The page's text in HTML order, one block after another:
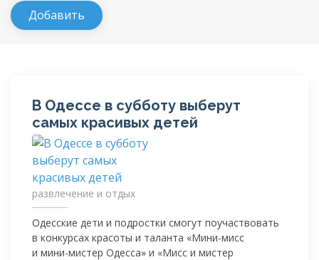
В Одессе в субботу выберут
самых красивых детей
развлечение и отдых
Одесские дети и подростки смогут поучаствовать
в конкурсах красоты и таланта «Мини-мисс
и мини-мистер Одесса» и «Мисс и мистер